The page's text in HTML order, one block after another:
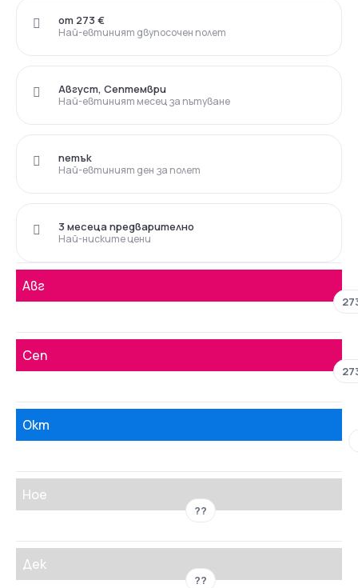
Най-евтиният двупосочен полет
от 273 €
Най-евтиният месец за пътуване
Август, Септември
Най-евтиният ден за полет
петък
Най-ниските цени
3 месеца предварително
Авг
Сеп
Окт
Ное
??
Дек
??